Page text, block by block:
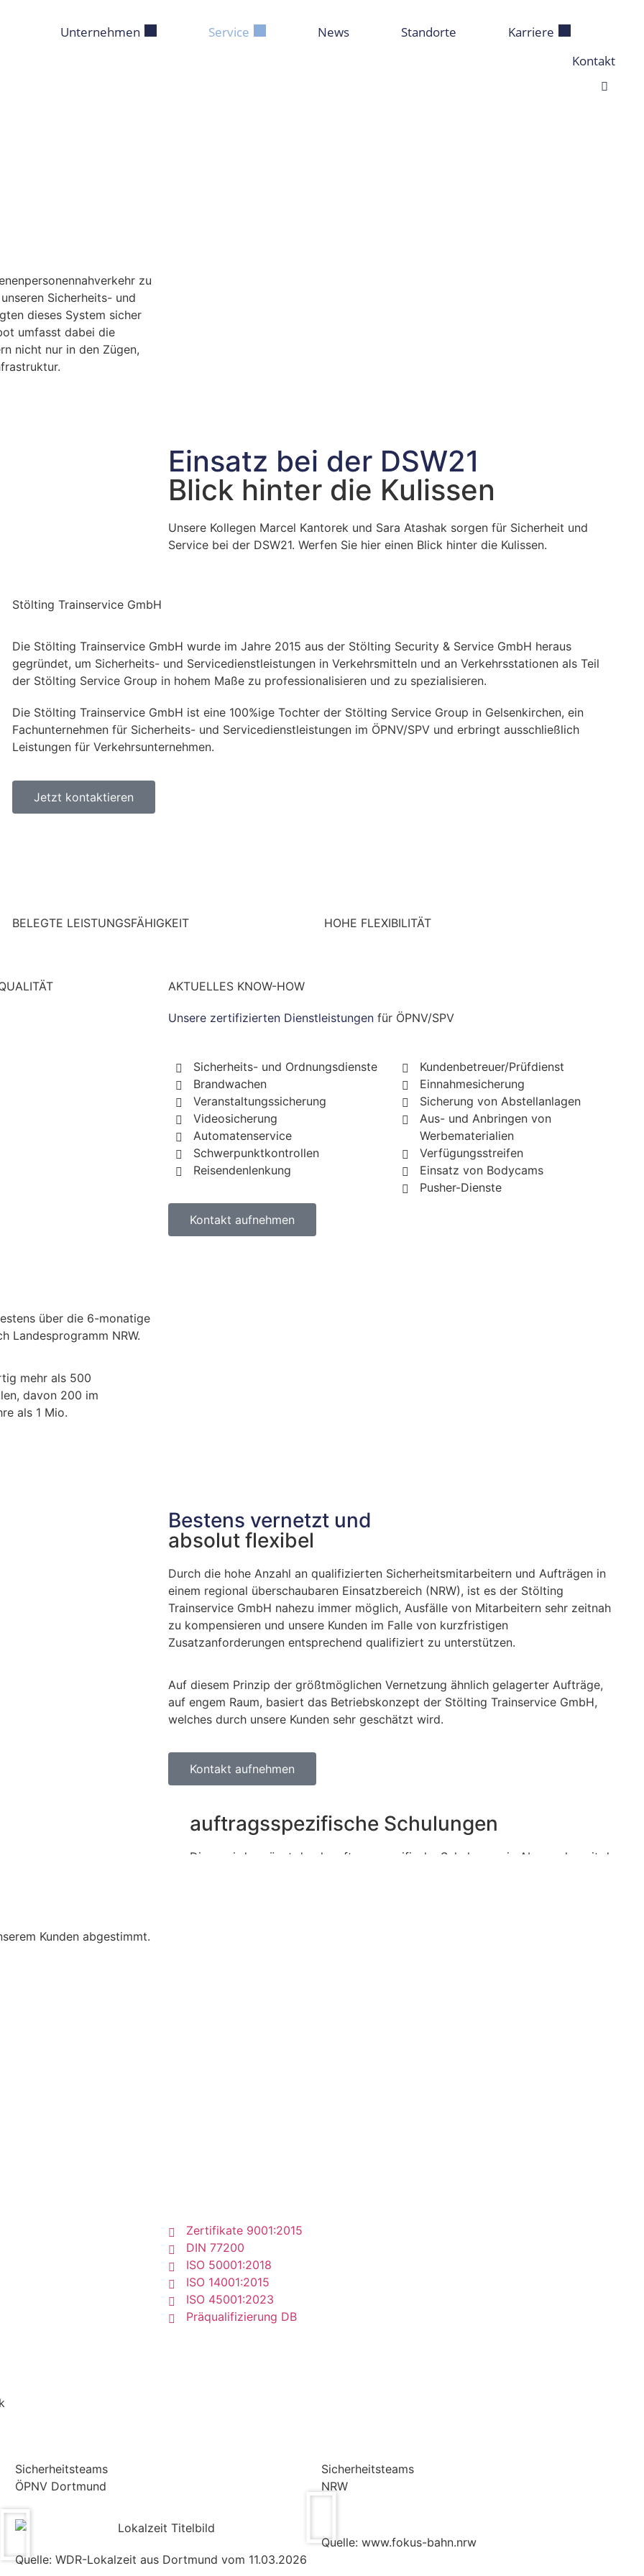
Unternehmen Service News Standorte
Karriere
Kontakt
zu
Sicherheits- und
dieses System sicher
umfasst dabei die
nicht nur in den Zügen,
Einsatz bei der DSW21
Blick hinter die Kulissen
Unsere Kollegen Marcel Kantorek und Sara Atashak sorgen für Sicherheit und
Service bei der DSW21. Werfen Sie hier einen Blick hinter die Kulissen.
Stölting Trainservice GmbH
Die Stölting Trainservice GmbH wurde im Jahre 2015 aus der Stölting Security & Service GmbH heraus
gegründet, um Sicherheits- und Servicedienstleistungen in Verkehrsmitteln und an Verkehrsstationen als Teil
der Stölting Service Group in hohem Maße zu professionalisieren und zu spezialisieren.
Die Stölting Trainservice GmbH ist eine 100%ige Tochter der Stölting Service Group in Gelsenkirchen, ein
Fachunternehmen für Sicherheits- und Servicedienstleistungen im ÖPNV/SPV und erbringt ausschließlich
Leistungen für Verkehrsunternehmen.
Jetzt kontaktieren
BELEGTE LEISTUNGSFÄHIGKEIT HOHE FLEXIBILITÄT
AKTUELLES KNOW-HOW
Unsere zertifizierten Dienstleistungen für ÖPNV/SPV
Sicherheits- und Ordnungsdienste
Brandwachen
Veranstaltungssicherung
Videosicherung
Automatenservice
Schwerpunktkontrollen
Reisendenlenkung
Kundenbetreuer/Prüfdienst
Einnahmesicherung
Sicherung von Abstellanlagen
Aus- und Anbringen von
Werbematerialien
Verfügungsstreifen
Einsatz von Bodycams
Pusher-Dienste
Kontakt aufnehmen
über die 6-monatige
Landesprogramm NRW.
mehr als 500
davon 200 im
als 1 Mio.
Bestens vernetzt und
absolut flexibel
Durch die hohe Anzahl an qualifizierten Sicherheitsmitarbeitern und Aufträgen in
einem regional überschaubaren Einsatzbereich (NRW), ist es der Stölting
Trainservice GmbH nahezu immer möglich, Ausfälle von Mitarbeitern sehr zeitnah
zu kompensieren und unsere Kunden im Falle von kurzfristigen
Zusatzanforderungen entsprechend qualifiziert zu unterstützen.
Auf diesem Prinzip der größtmöglichen Vernetzung ähnlich gelagerter Aufträge,
auf engem Raum, basiert das Betriebskonzept der Stölting Trainservice GmbH,
welches durch unsere Kunden sehr geschätzt wird.
Kontakt aufnehmen
auftragsspezifische Schulungen
Diese wird ergänzt durch auftragsspezifische Schulungen in Absprache mit dem
Kunden abgestimmt.
Zertifikate 9001:2015
DIN 77200
ISO 50001:2018
ISO 14001:2015
ISO 45001:2023
Präqualifizierung DB
Sicherheitsteams
ÖPNV Dortmund
Quelle: WDR-Lokalzeit aus Dortmund vom 11.03.2026
Sicherheitsteams
NRW
Quelle: www.fokus-bahn.nrw